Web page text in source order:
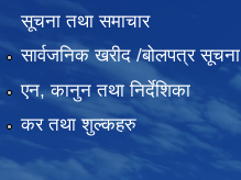
सूचना तथा समाचार
सार्वजनिक खरीद /बोलपत्र सूचना
एन, कानुन तथा निर्देशिका
कर तथा शुल्कहरु